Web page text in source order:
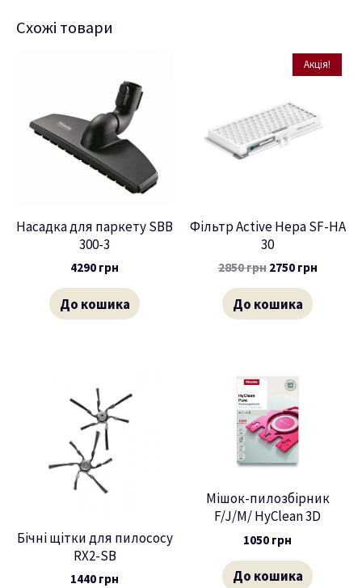
Схожі товари
Насадка для паркету SBB
300-3
4290 грн
До кошика
Акція!
Фільтр Active Hepa SF-HA
30
2850грн 2750 грн
До кошика
Бічні щітки для пилососу
RX2-SB
1440 грн
Мішок-пилозбірник
F/J/M/ HyClean 3D
1050 грн
До кошика